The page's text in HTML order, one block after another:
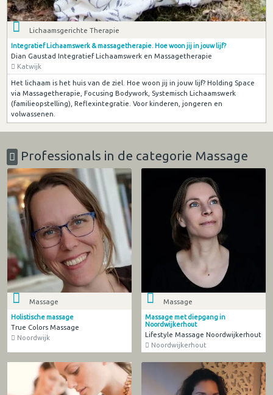
Lichaamsgerichte Therapie
Integratief Lichaamswerk & massagetherapie. Hoe woon jij in jouw lijf?
Dian Gaustad Integratief Lichaamswerk en Massagetherapie
Katwijk
Het lichaam is het huis van de ziel. Hoe woon jij in jouw lijf? Holding Space
via Massagetherapie, Focusing Bodywork, Systemisch Lichaamswerk
(familieopstelling), Reflexintegratie. Voor kinderen, jongeren en
volwassenen.
Professionals in de categorie Massage
Massage
Holistische massage
True Colors Massage
Noordwijk
Massage
Massage met diepgang in
Noordwijkerhout
Lifestyle Massage Noordwijkerhout
Noordwijkerhout